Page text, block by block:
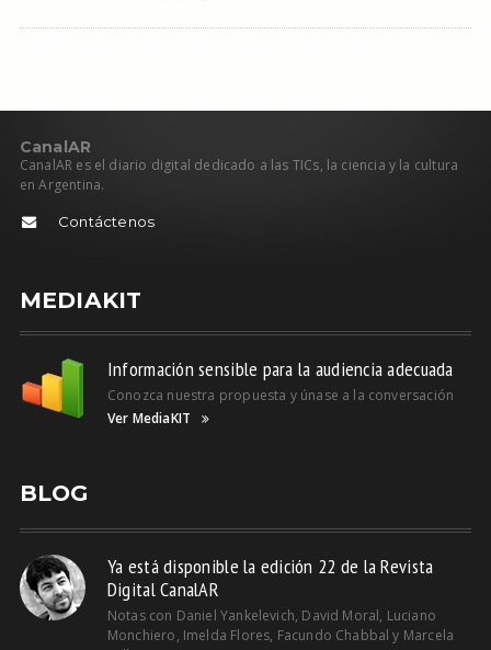
CanalAR
CanalAR es el diario digital dedicado a las TICs, la ciencia y la cultura
en Argentina.
Contáctenos
MEDIAKIT
Información sensible para la audiencia adecuada
Conozca nuestra propuesta y únase a la conversación
Ver MediaKIT
BLOG
Ya está disponible la edición 22 de la Revista
Digital CanalAR
Notas con Daniel Yankelevich, David Moral, Luciano
Monchiero, Imelda Flores, Facundo Chabbal y Marcela